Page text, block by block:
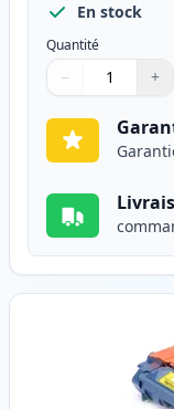
En stock
Quantité
Quantité
Utilisez les
− +
Quantité